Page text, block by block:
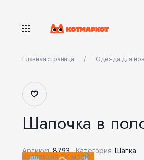
Главная страница Одежда для
Шапочка в
Артикул:8793 Категория: Шапка
Коллекция: "К морю"